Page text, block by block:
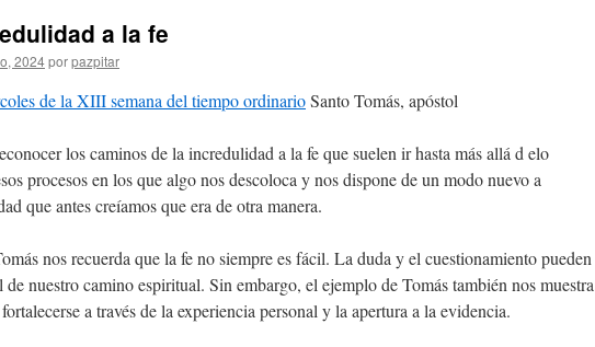
a la fe
2024porpazpitar
de la XIII semana del tiempo ordinarioSanto Tomás, apóstol
los caminos de la incredulidad a la fe que suelen ir hasta más allá d elo
procesos en los que algo nos descoloca y nos dispone de un modo nuevo a
que antes creíamos que era de otra manera.
nos recuerda que la fe no siempre es fácil. La duda y el cuestionamiento pueden
de nuestro camino espiritual. Sin embargo, el ejemplo de Tomás también nos muestra
a través de la experiencia personal y la apertura a la evidencia.